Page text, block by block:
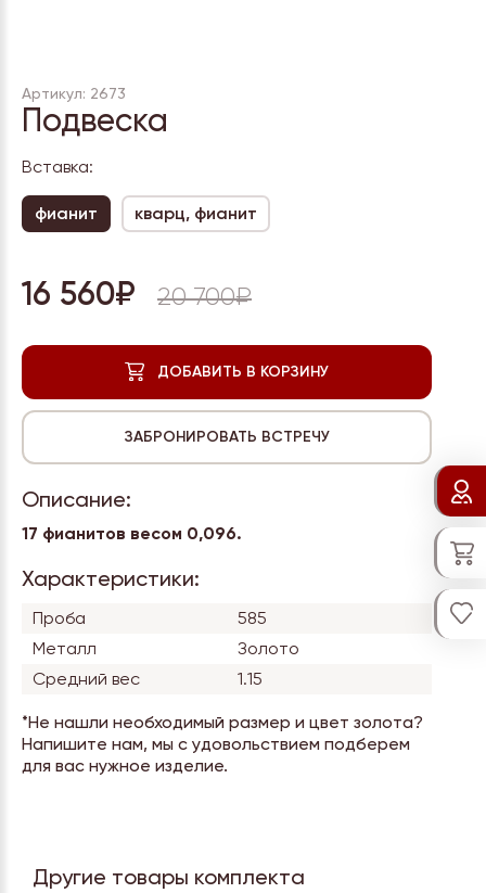
Артикул: 2673
Подвеска
Вставка:
фианит кварц, фианит
16 560₽ 20 700₽
Описание:
17 фианитов весом 0,096.
Характеристики:
Проба
585
Металл
Золото
Средний вес
1.15
*Не нашли необходимый размер и цвет золота?
Напишите нам, мы с удовольствием подберем
для вас нужное изделие.
Другие товары комплекта